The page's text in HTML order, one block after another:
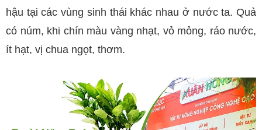
hậu tại các vùng sinh thái khác nhau ở nước ta. Quả
có núm, khi chín màu vàng nhạt, vỏ mỏng, ráo nước,
ít hạt, vị chua ngọt, thơm.